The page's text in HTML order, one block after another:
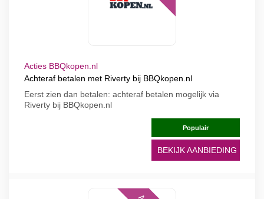
Acties BBQkopen.nl
Achteraf betalen met Riverty bij BBQkopen.nl
Eerst zien dan betalen: achteraf betalen mogelijk via
Riverty bij BBQkopen.nl
Populair
BEKIJK AANBIEDING